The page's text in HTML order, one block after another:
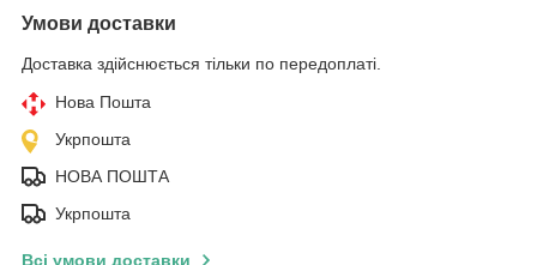
Умови доставки
Доставка здійснюється тільки по передоплаті.
Нова Пошта
Укрпошта
НОВА ПОШТА
Укрпошта
Всі умови доставки